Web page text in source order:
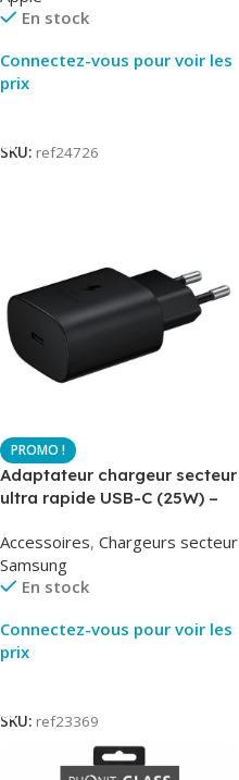
En stock
Connectez-vous pour voir les
prix
SKU: ref24726
Adaptateur chargeur secteur
ultra rapide USB-C (25W) –
TA800
Accessoires, Chargeurs secteur
Samsung
En stock
Connectez-vous pour voir les
prix
SKU: ref23369